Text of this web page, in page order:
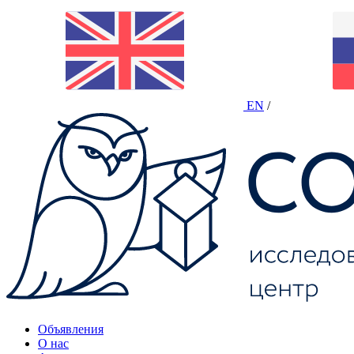
EN /
Объявления
О нас